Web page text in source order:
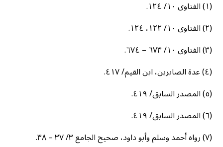
(١) الفتاوى ١٠/ ١٢٤.
(٢) الفتاوى ١٠/ ١٢٢، ١٢٤.
(٣) الفتاوى ١٠/ ٦٧٣ – ٦٧٤.
(٤) عدة الصابرين، ابن القيم/ ٤١٧.
(٥) المصدر السابق/ ٤١٩.
(٦) المصدر السابق/ ٤١٩.
(٧) رواه أحمد وسلم وأبو داود، صحيح الجامع ٣/ ٣٧ – ٣٨.